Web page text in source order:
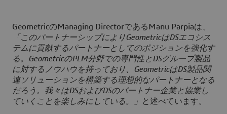
GeometricのManaging DirectorであるManu Parpiaは、
「このパートナーシップによりGeometricはDSエコシス
テムに貢献するパートナーとしてのポジションを強化す
る。GeometricのPLM分野での専門性とDSグループ製品
に対するノウハウを持っており、GeometricはDS製品関
連ソリューションを構築する理想的なパートナーとなる
だろう。我々はDSおよびDSのパートナー企業と協業し
ていくことを楽しみにしている。」
と述べています。